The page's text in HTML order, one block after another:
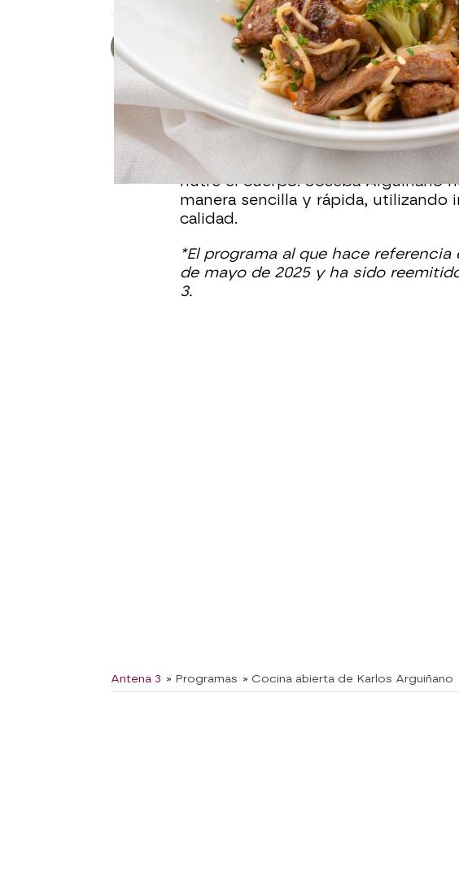
Arancha Mela
28 de julio de 2025, 14:00
Joseba Arguiñano ha preparado lo
inspirado en la cocina asiática que
opción popular. Con su
frescas y pasta suave, es una
nutre el cuerpo. Joseba Arguiñano
manera sencilla y rápida, utilizando
calidad.
*El programa al que hace
de mayo de 2025 y ha sido
3.
Antena 3 » Programas » Cocina abierta de Karlos Arguiñano